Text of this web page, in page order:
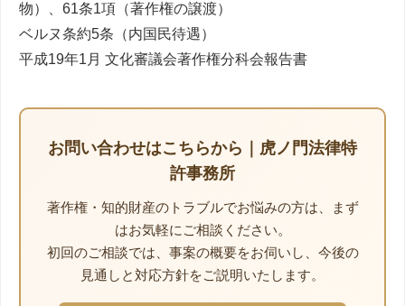
物）、61条1項（著作権の譲渡）
ベルヌ条約5条（内国民待遇）
平成19年1月 文化審議会著作権分科会報告書
お問い合わせはこちらから｜虎ノ門法律特
許事務所
著作権・知的財産のトラブルでお悩みの方は、まず
はお気軽にご相談ください。
初回のご相談では、事案の概要をお伺いし、今後の
見通しと対応方針をご説明いたします。